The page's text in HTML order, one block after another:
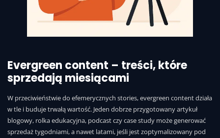
Evergreen content – treści, które
sprzedają miesiącami
W przeciwieństwie do efemerycznych stories, evergreen content działa
w tle i buduje trwałą wartość. Jeden dobrze przygotowany artykuł
blogowy, rolka edukacyjna, podcast czy case study może generować
sprzedaż tygodniami, a nawet latami, jeśli jest zoptymalizowany pod